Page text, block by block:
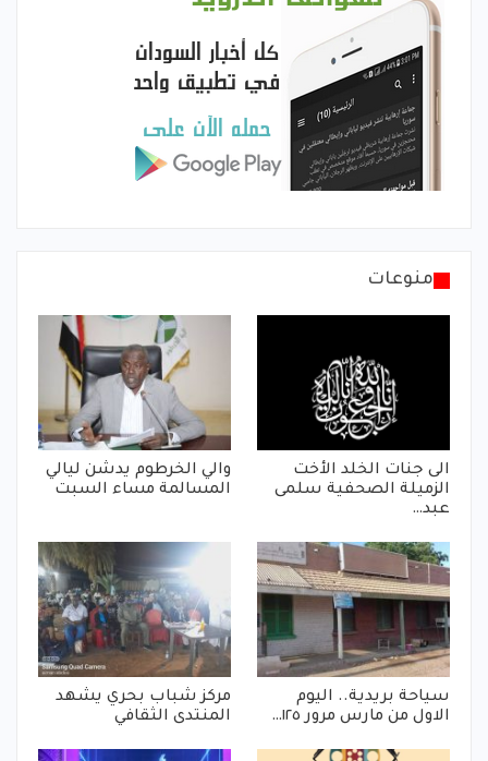
منوعات
الى جنات الخلد الأخت
الزميلة الصحفية سلمى
عبد…
والي الخرطوم يدشن ليالي
المسالمة مساء السبت
سياحة بريدية.. اليوم
الاول من مارس مرور ١٢٥…
مركز شباب بحري يشهد
المنتدى الثقافي